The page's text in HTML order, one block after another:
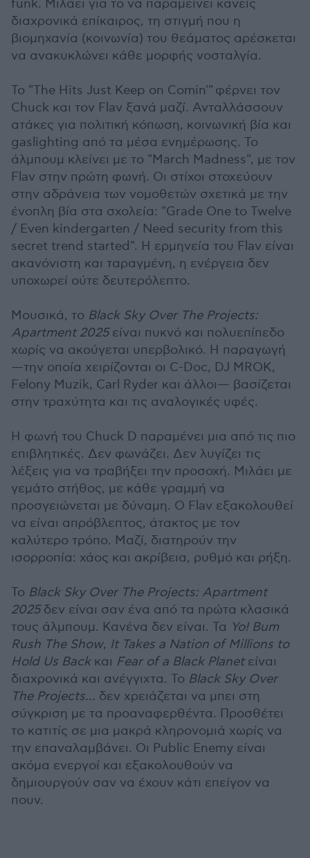
funk. Μιλάει για το να παραμείνει κανείς
διαχρονικά επίκαιρος, τη στιγμή που η
βιομηχανία (κοινωνία) του θεάματος αρέσκεται
να ανακυκλώνει κάθε μορφής νοσταλγία.
Το "The Hits Just Keep on Comin'" φέρνει τον
Chuck και τον Flav ξανά μαζί. Ανταλλάσσουν
ατάκες για πολιτική κόπωση, κοινωνική βία και
gaslighting από τα μέσα ενημέρωσης. Το
άλμπουμ κλείνει με το "March Madness", με τον
Flav στην πρώτη φωνή. Οι στίχοι στοχεύουν
στην αδράνεια των νομοθετών σχετικά με την
ένοπλη βία στα σχολεία: "Grade One to Twelve
/ Even kindergarten / Need security from this
secret trend started". Η ερμηνεία του Flav είναι
ακανόνιστη και ταραγμένη, η ενέργεια δεν
υποχωρεί ούτε δευτερόλεπτο.
Μουσικά, το Black Sky Over The Projects:
Apartment 2025είναι πυκνό και πολυεπίπεδο
χωρίς να ακούγεται υπερβολικό. Η παραγωγή
—την οποία χειρίζονται οι C-Doc, DJ MROK,
Felony Muzik, Carl Ryder και άλλοι— βασίζεται
στην τραχύτητα και τις αναλογικές υφές.
Η φωνή του Chuck D παραμένει μια από τις πιο
επιβλητικές. Δεν φωνάζει. Δεν λυγίζει τις
λέξεις για να τραβήξει την προσοχή. Μιλάει με
γεμάτο στήθος, με κάθε γραμμή να
προσγειώνεται με δύναμη. Ο Flav εξακολουθεί
να είναι απρόβλεπτος, άτακτος με τον
καλύτερο τρόπο. Μαζί, διατηρούν την
ισορροπία: χάος και ακρίβεια, ρυθμό και ρήξη.
Το Black Sky Over The Projects: Apartment
2025δεν είναι σαν ένα από τα πρώτα κλασικά
τους άλμπουμ. Κανένα δεν είναι. Τα Yo! Bum
Rush The Show, It Takes a Nation of Millions to
Hold Us Backκαι Fear of a Black Planetείναι
διαχρονικά και ανέγγιχτα. Το Black Sky Over
The Projects… δεν χρειάζεται να μπει στη
σύγκριση με τα προαναφερθέντα. Προσθέτει
το κατιτίς σε μια μακρά κληρονομιά χωρίς να
την επαναλαμβάνει. Οι Public Enemy είναι
ακόμα ενεργοί και εξακολουθούν να
δημιουργούν σαν να έχουν κάτι επείγον να
πουν.